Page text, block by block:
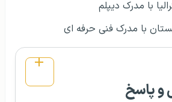
با مدرک دیپلم
با مدرک فنی حرفه‌ ای
پاسخ